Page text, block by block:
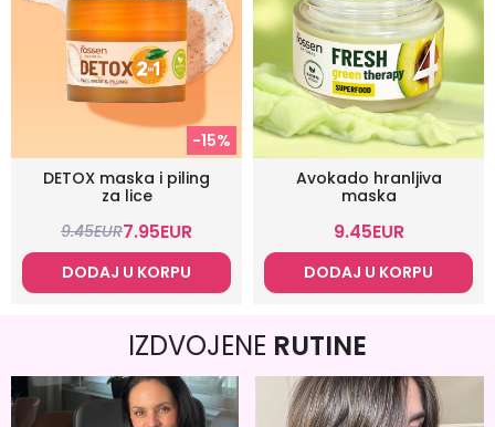
-15%
DETOX maska i piling
za lice
9.45EUR7.95EUR
DODAJ U KORPU
Avokado hranljiva
maska
9.45EUR
DODAJ U KORPU
IZDVOJENE RUTINE